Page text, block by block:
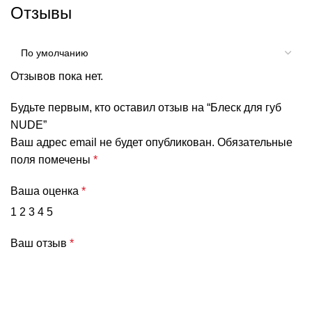
Отзывы
Отзывов пока нет.
Будьте первым, кто оставил отзыв на “Блеск для губ
NUDE”
Ваш адрес email не будет опубликован. Обязательные
поля помечены *
Ваша оценка *
1 2 3 4 5
Ваш отзыв *